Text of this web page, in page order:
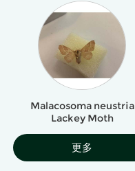
Malacosoma neustria
Lackey Moth
更多